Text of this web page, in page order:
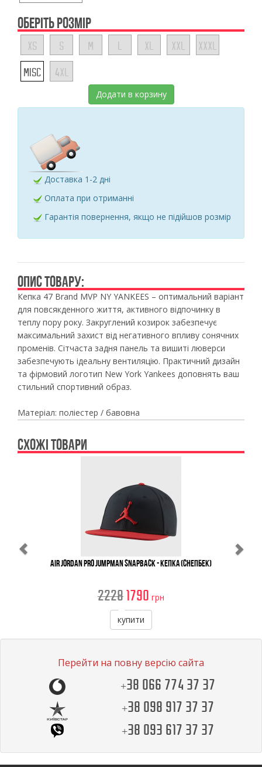
ОБЕРІТЬ РОЗМІР
XS S M L XL XXL XXXL
MISC 4XL
Додати в корзину
Доставка 1-2 дні
Оплата при отриманні
Гарантія повернення, якщо не підійшов розмір
ОПИС ТОВАРУ:
Кепка 47 Brand MVP NY YANKEES – оптимальний варіант
для повсякденного життя, активного відпочинку в
теплу пору року. Закруглений козирок забезпечує
максимальний захист від негативного впливу сонячних
променів. Сітчаста задня панель та вишиті люверси
забезпечують ідеальну вентиляцію. Практичний дизайн
та фірмовий логотип New York Yankees доповнять ваш
стильний спортивний образ.
Матеріал: поліестер / бавовна
СХОЖІ ТОВАРИ
Air Jordan Pro Jumpman Snapback - Кепка (снепбек)
22281790 грн
купити
Перейти на повну версію сайта
+38 066 774 37 37
+38 098 917 37 37
+38 093 617 37 37